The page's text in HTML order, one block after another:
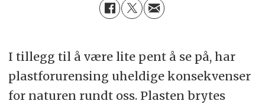
I tillegg til å være lite pent å se på, har
plastforurensing uheldige konsekvenser
for naturen rundt oss. Plasten brytes